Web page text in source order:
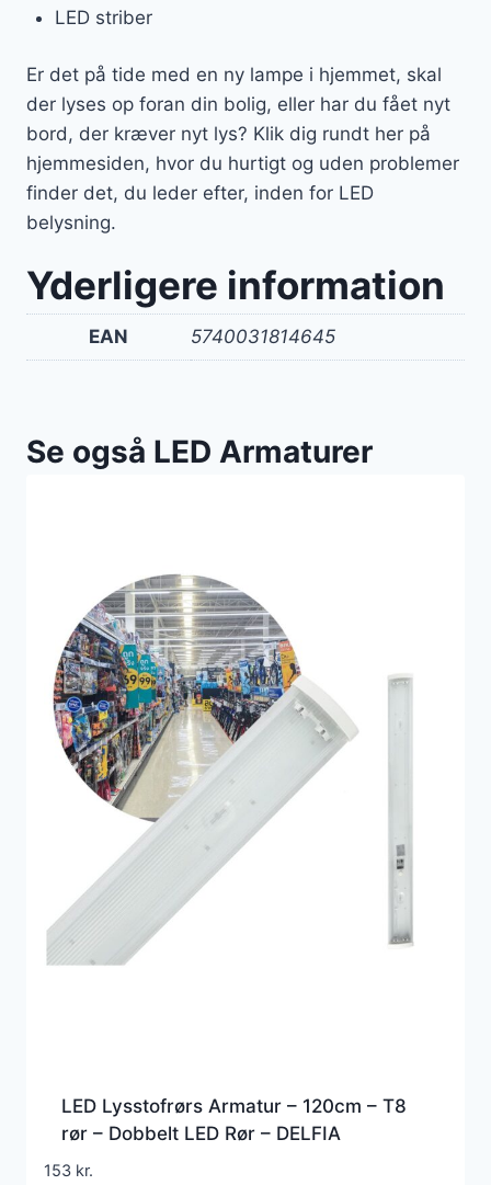
LED striber
Er det på tide med en ny lampe i hjemmet, skal
der lyses op foran din bolig, eller har du fået nyt
bord, der kræver nyt lys? Klik dig rundt her på
hjemmesiden, hvor du hurtigt og uden problemer
finder det, du leder efter, inden for LED
belysning.
Yderligere information
EAN 5740031814645
Se også LED Armaturer
LED Lysstofrørs Armatur – 120cm – T8
rør – Dobbelt LED Rør – DELFIA
153 kr.